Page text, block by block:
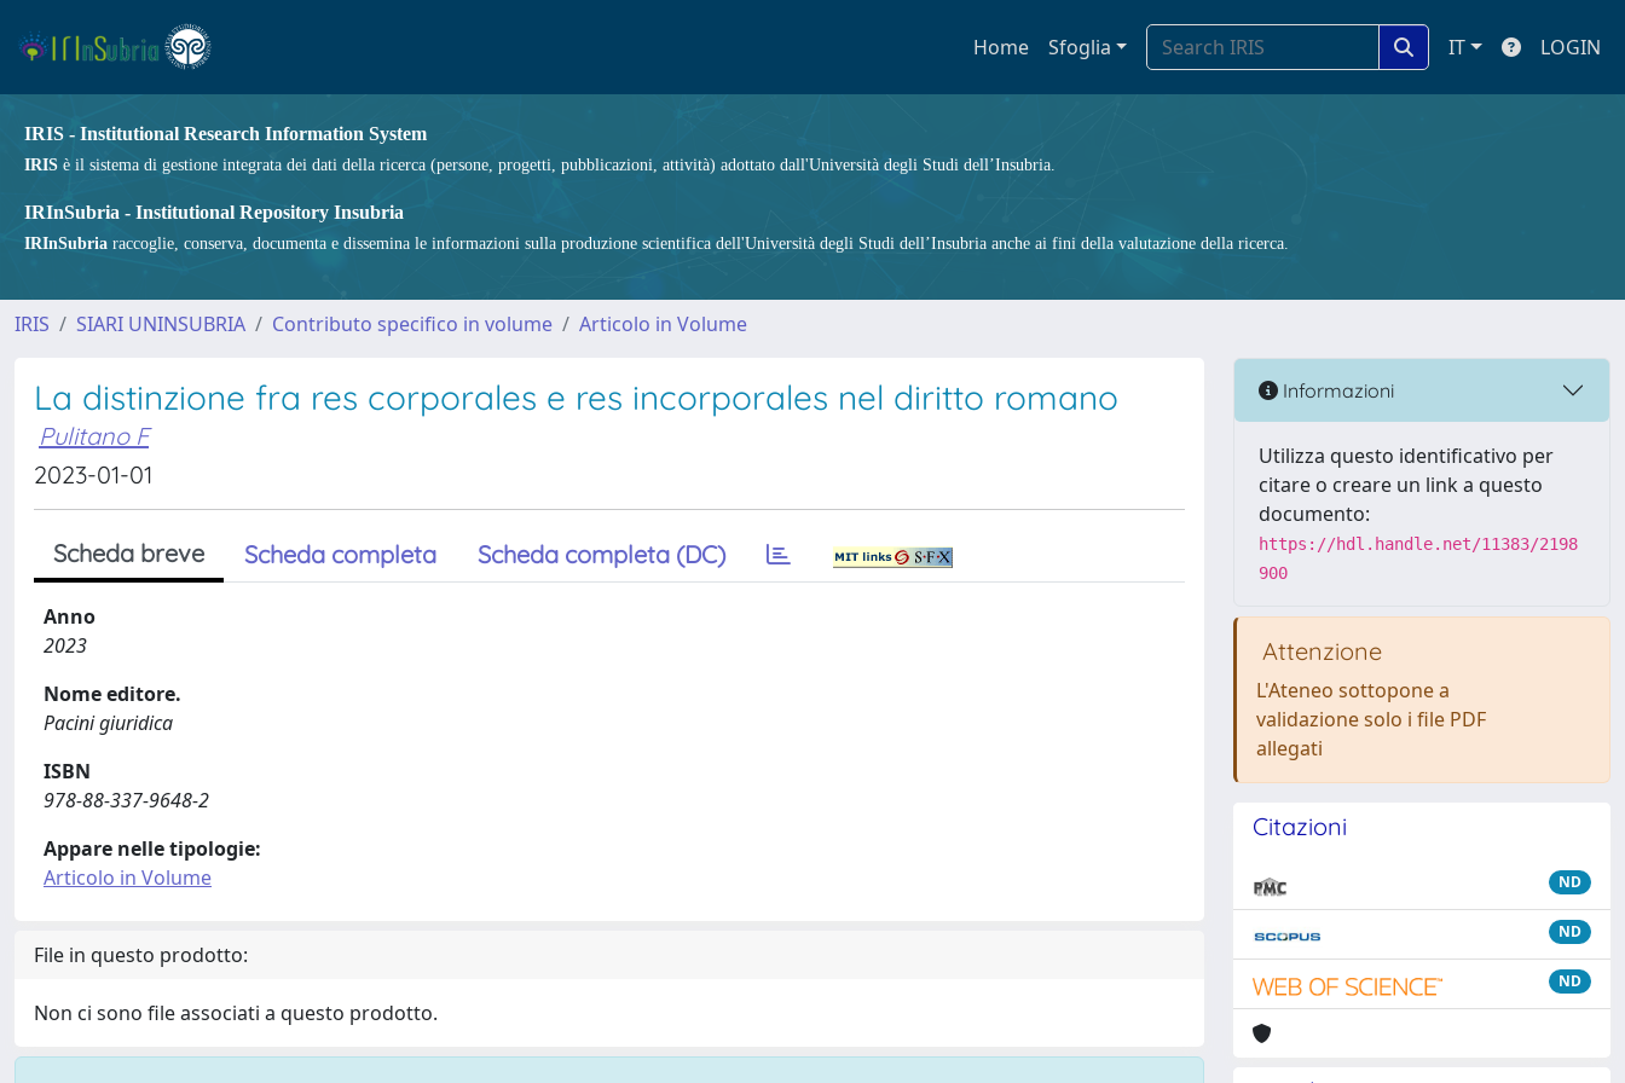
Home Sfoglia IT LOGIN
IRIS - Institutional Research Information System
IRIS è il sistema di gestione integrata dei dati della ricerca (persone, progetti, pubblicazioni, attività) adottato dall'Università degli Studi dell’Insubria.
IRInSubria - Institutional Repository Insubria
IRInSubria raccoglie, conserva, documenta e dissemina le informazioni sulla produzione scientifica dell'Università degli Studi dell’Insubria anche ai fini della valutazione della ricerca.
IRIS SIARI UNINSUBRIA Contributo specifico in volume Articolo in Volume
La distinzione fra res corporales e res incorporales nel diritto romano
Pulitano F
2023-01-01
Scheda breve Scheda completa Scheda completa (DC)
Anno
2023
Nome editore.
Pacini giuridica
ISBN
978-88-337-9648-2
Appare nelle tipologie:
Articolo in Volume
File in questo prodotto:
Non ci sono file associati a questo prodotto.
Informazioni
Utilizza questo identificativo per
citare o creare un link a questo
documento:
https://hdl.handle.net/11383/2198
900
Attenzione
L'Ateneo sottopone a
validazione solo i file PDF
allegati
Citazioni
ND
ND
ND